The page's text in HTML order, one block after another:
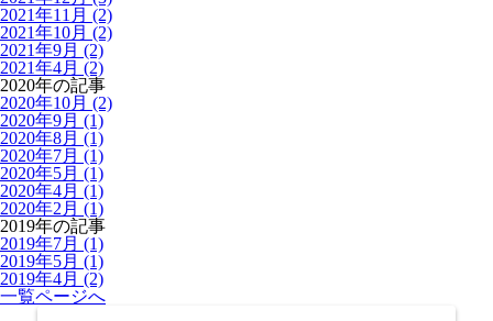
2021年11月 (2)
2021年10月 (2)
2021年9月 (2)
2021年4月 (2)
2020年の記事
2020年10月 (2)
2020年9月 (1)
2020年8月 (1)
2020年7月 (1)
2020年5月 (1)
2020年4月 (1)
2020年2月 (1)
2019年の記事
2019年7月 (1)
2019年5月 (1)
2019年4月 (2)
一覧ページへ